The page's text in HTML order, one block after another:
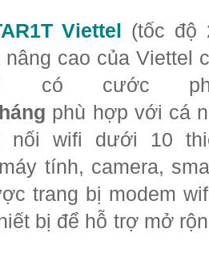
Viettel (tốc độ
cao của Viettel
có cước
phù hợp với cá
nối wifi dưới 10
tính, camera,
trang bị modem
bị để hỗ trợ mở